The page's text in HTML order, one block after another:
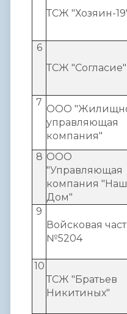
ТСЖ "Хозяин-
6
ТСЖ "Согласие"
7
ООО
управляющая
компания"
8 ООО
"Управляющая
компания "Наш
Дом"
9
Войсковая
№5204
10
ТСЖ "Братьев
Никитиных"